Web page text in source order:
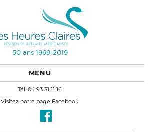
50 ans 1969-2019
MENU
Tél. 04 93 31 11 16
Visitez notre page Facebook